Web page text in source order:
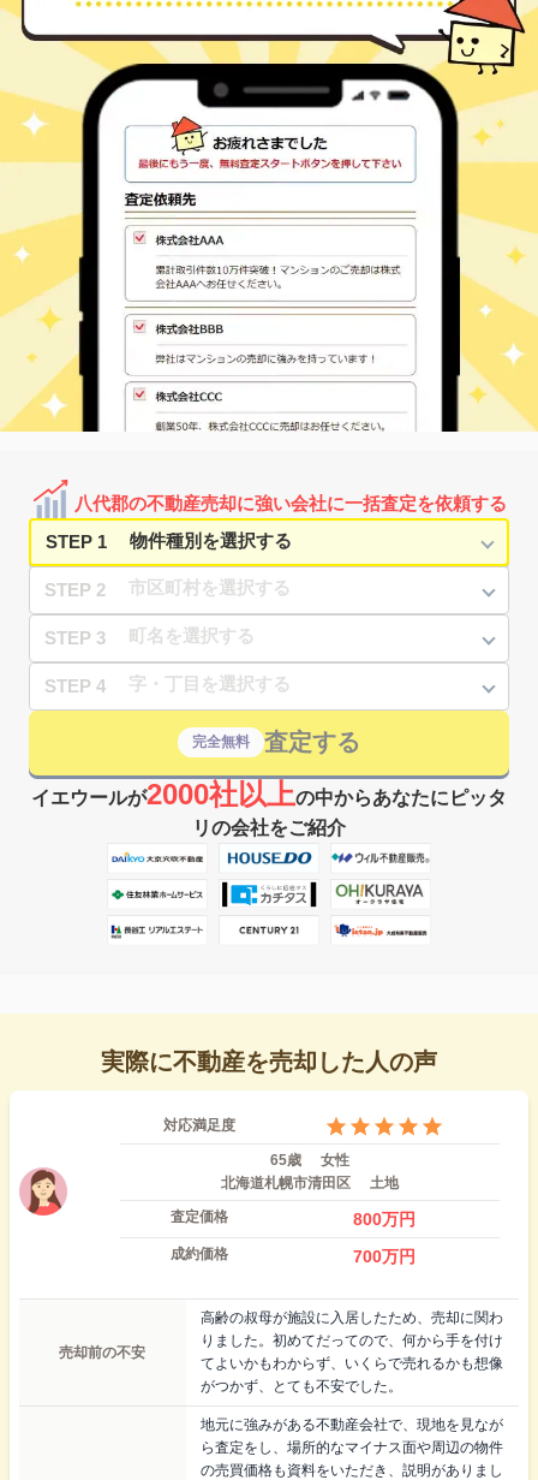
八代郡の不動産売却に強い会社に一括査定を依頼する
STEP 1
STEP 2
STEP 3
STEP 4
完全無料 査定する
イエウールが2000社以上の中からあなたにピッタ
リの会社をご紹介
実際に不動産を売却した人の声
対応満足度
65歳
女性
北海道札幌市清田区
土地
査定価格
800万円
成約価格 700万円
売却前の不安
高齢の叔母が施設に入居したため、売却に関わ
りました。初めてだってので、何から手を付け
てよいかもわからず、いくらで売れるかも想像
がつかず、とても不安でした。
地元に強みがある不動産会社で、現地を見なが
ら査定をし、場所的なマイナス面や周辺の物件
の売買価格も資料をいただき、説明がありまし